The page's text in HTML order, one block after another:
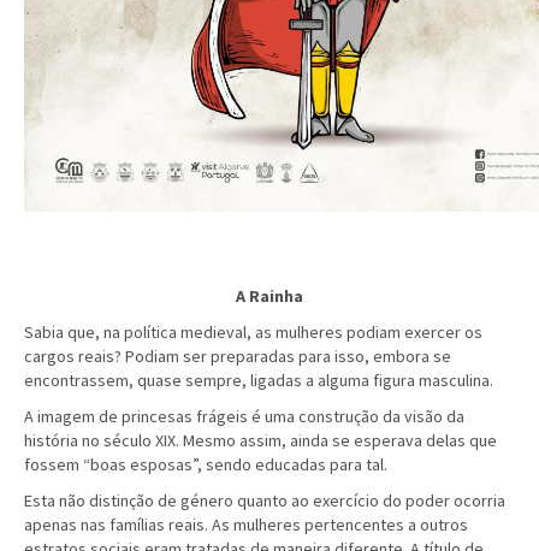
A Rainha
Sabia que, na política medieval, as mulheres podiam exercer os
cargos reais? Podiam ser preparadas para isso, embora se
encontrassem, quase sempre, ligadas a alguma figura masculina.
A imagem de princesas frágeis é uma construção da visão da
história no século XIX. Mesmo assim, ainda se esperava delas que
fossem “boas esposas”, sendo educadas para tal.
Esta não distinção de género quanto ao exercício do poder ocorria
apenas nas famílias reais. As mulheres pertencentes a outros